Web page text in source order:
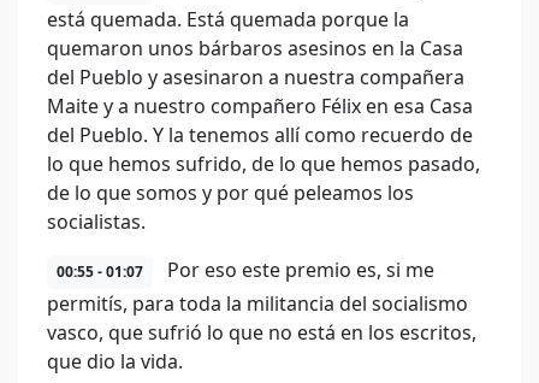
está quemada. Está quemada porque la
quemaron unos bárbaros asesinos en la Casa
del Pueblo y asesinaron a nuestra compañera
Maite y a nuestro compañero Félix en esa Casa
del Pueblo. Y la tenemos allí como recuerdo de
lo que hemos sufrido, de lo que hemos pasado,
de lo que somos y por qué peleamos los
socialistas.
00:55 - 01:07
Por eso este premio es, si me
permitís, para toda la militancia del socialismo
vasco, que sufrió lo que no está en los escritos,
que dio la vida.